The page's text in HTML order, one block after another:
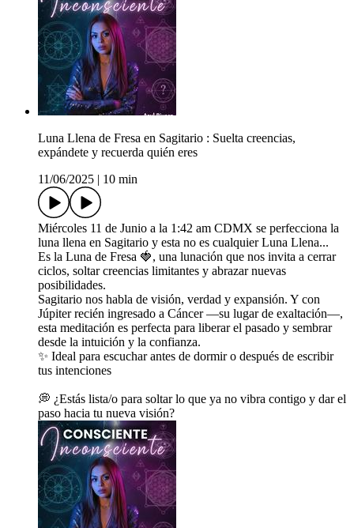
Luna Llena de Fresa en Sagitario : Suelta creencias,
expándete y recuerda quién eres
11/06/2025
10 min
Miércoles 11 de Junio a la 1:42 am CDMX se perfecciona la
luna llena en Sagitario y esta no es cualquier Luna Llena...
Es la Luna de Fresa 🍓, una lunación que nos invita a cerrar
ciclos, soltar creencias limitantes y abrazar nuevas
posibilidades.
Sagitario nos habla de visión, verdad y expansión. Y con
Júpiter recién ingresado a Cáncer —su lugar de exaltación—,
esta meditación es perfecta para liberar el pasado y sembrar
desde la intuición y la confianza.
✨ Ideal para escuchar antes de dormir o después de escribir
tus intenciones
💭 ¿Estás lista/o para soltar lo que ya no vibra contigo y dar el
paso hacia tu nueva visión?